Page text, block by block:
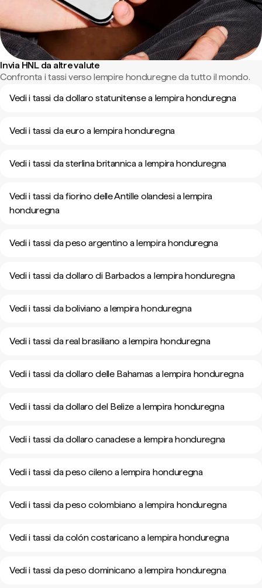
Invia HNL da altre valute
Confronta i tassi verso lempire honduregne da tutto il mondo.
Vedi i tassi da dollaro statunitense a lempira honduregna
Vedi i tassi da euro a lempira honduregna
Vedi i tassi da sterlina britannica a lempira honduregna
Vedi i tassi da fiorino delle Antille olandesi a lempira
honduregna
Vedi i tassi da peso argentino a lempira honduregna
Vedi i tassi da dollaro di Barbados a lempira honduregna
Vedi i tassi da boliviano a lempira honduregna
Vedi i tassi da real brasiliano a lempira honduregna
Vedi i tassi da dollaro delle Bahamas a lempira honduregna
Vedi i tassi da dollaro del Belize a lempira honduregna
Vedi i tassi da dollaro canadese a lempira honduregna
Vedi i tassi da peso cileno a lempira honduregna
Vedi i tassi da peso colombiano a lempira honduregna
Vedi i tassi da colón costaricano a lempira honduregna
Vedi i tassi da peso dominicano a lempira honduregna